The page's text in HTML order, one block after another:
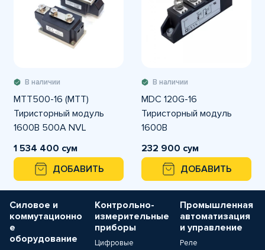
В наличии
MTT500-16 (МТТ)
Тиристорный модуль
1600В 500А NVL
1 534 400 сум
ДОБАВИТЬ
В наличии
MDC 120G-16
Тиристорный модуль
1600В
232 900 сум
ДОБАВИТЬ
Силовое и
коммутационно
е
оборудование
Контрольно-
измерительные
приборы
Цифровые
Промышленная
автоматизация
и управление
Реле